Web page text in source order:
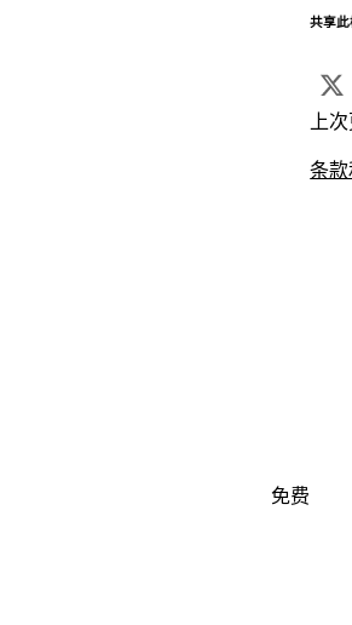
共享
上
条
免费